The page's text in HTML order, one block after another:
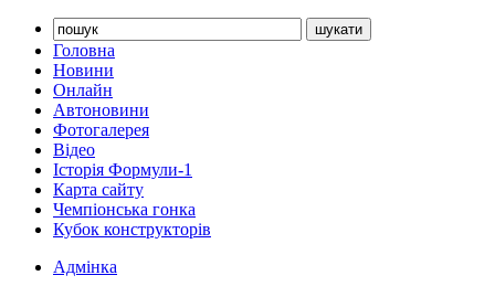
Головна
Новини
Онлайн
Автоновини
Фотогалерея
Відео
Історія Формули-1
Карта сайту
Чемпіонська гонка
Кубок конструкторів
Адмінка